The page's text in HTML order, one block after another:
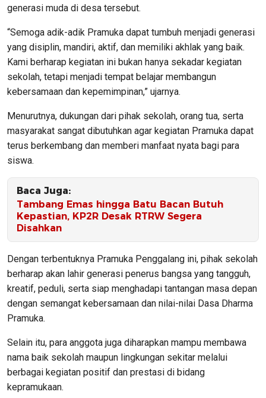
generasi muda di desa tersebut.
“Semoga adik-adik Pramuka dapat tumbuh menjadi generasi
yang disiplin, mandiri, aktif, dan memiliki akhlak yang baik.
Kami berharap kegiatan ini bukan hanya sekadar kegiatan
sekolah, tetapi menjadi tempat belajar membangun
kebersamaan dan kepemimpinan,” ujarnya.
Menurutnya, dukungan dari pihak sekolah, orang tua, serta
masyarakat sangat dibutuhkan agar kegiatan Pramuka dapat
terus berkembang dan memberi manfaat nyata bagi para
siswa.
Baca Juga:
Tambang Emas hingga Batu Bacan Butuh
Kepastian, KP2R Desak RTRW Segera
Disahkan
Dengan terbentuknya Pramuka Penggalang ini, pihak sekolah
berharap akan lahir generasi penerus bangsa yang tangguh,
kreatif, peduli, serta siap menghadapi tantangan masa depan
dengan semangat kebersamaan dan nilai-nilai Dasa Dharma
Pramuka.
Selain itu, para anggota juga diharapkan mampu membawa
nama baik sekolah maupun lingkungan sekitar melalui
berbagai kegiatan positif dan prestasi di bidang
kepramukaan.